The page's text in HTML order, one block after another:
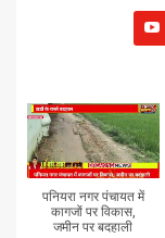
पनियरा नगर पंचायत में
कागजों पर विकास,
जमीन पर बदहाली